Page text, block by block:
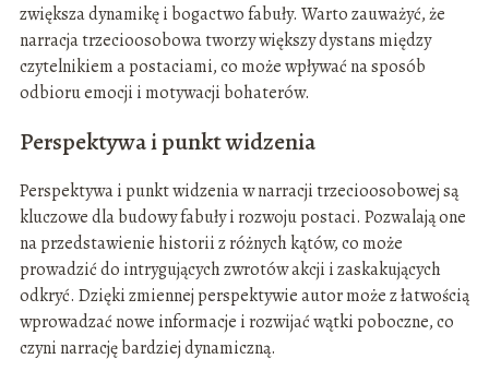
zwiększa dynamikę i bogactwo fabuły. Warto zauważyć, że
narracja trzecioosobowa tworzy większy dystans między
czytelnikiem a postaciami, co może wpływać na sposób
odbioru emocji i motywacji bohaterów.
Perspektywa i punkt widzenia
Perspektywa i punkt widzenia w narracji trzecioosobowej są
kluczowe dla budowy fabuły i rozwoju postaci. Pozwalają one
na przedstawienie historii z różnych kątów, co może
prowadzić do intrygujących zwrotów akcji i zaskakujących
odkryć. Dzięki zmiennej perspektywie autor może z łatwością
wprowadzać nowe informacje i rozwijać wątki poboczne, co
czyni narrację bardziej dynamiczną.